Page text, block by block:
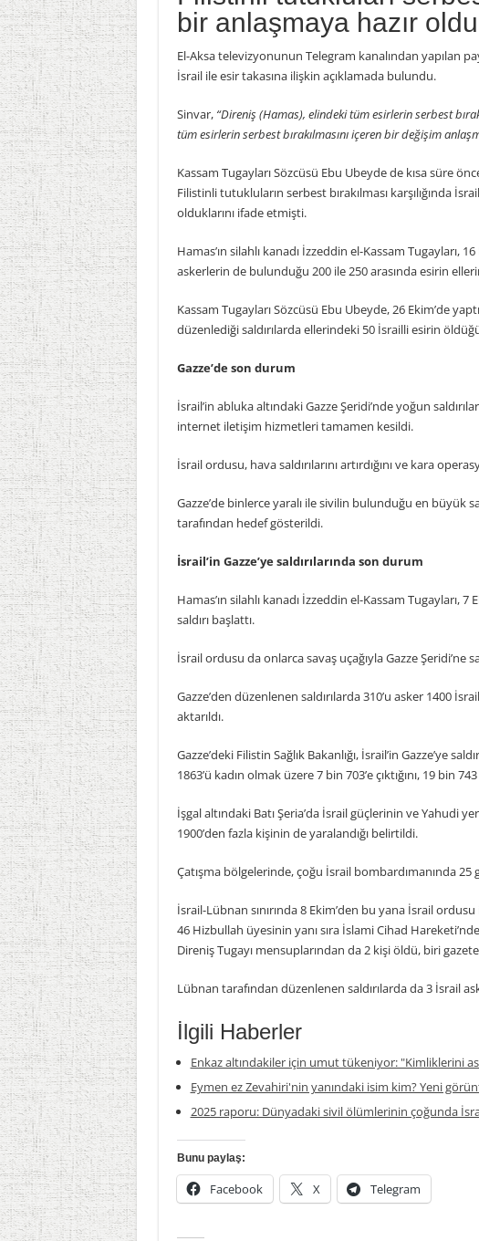
bir anlaşmaya hazır
El-Aksa televizyonunun Telegram kanalından yapılan
İsrail ile esir takasına ilişkin açıklamada bulundu.
Sinvar,“Direniş (Hamas), elindeki tüm esirlerin serbest
tüm esirlerin serbest bırakılmasını içeren bir değişim
Kassam Tugayları Sözcüsü Ebu Ubeyde de kısa süre
Filistinli tutukluların serbest bırakılması karşılığında
olduklarını ifade etmişti.
Hamas’ın silahlı kanadı İzzeddin el-Kassam Tugayları,
askerlerin de bulunduğu 200 ile 250 arasında esirin
Kassam Tugayları Sözcüsü Ebu Ubeyde, 26 Ekim’de
düzenlediği saldırılarda ellerindeki 50 İsrailli esirin
Gazze’de son durum
İsrail’in abluka altındaki Gazze Şeridi’nde yoğun
internet iletişim hizmetleri tamamen kesildi.
İsrail ordusu, hava saldırılarını artırdığını ve kara
Gazze’de binlerce yaralı ile sivilin bulunduğu en büyük
tarafından hedef gösterildi.
İsrail’in Gazze’ye saldırılarında son durum
Hamas’ın silahlı kanadı İzzeddin el-Kassam Tugayları, 7
saldırı başlattı.
İsrail ordusu da onlarca savaş uçağıyla Gazze Şeridi’ne
Gazze’den düzenlenen saldırılarda 310’u asker 1400
aktarıldı.
Gazze’deki Filistin Sağlık Bakanlığı, İsrail’in Gazze’ye
1863’ü kadın olmak üzere 7 bin 703’e çıktığını, 19 bin
İşgal altındaki Batı Şeria’da İsrail güçlerinin ve Yahudi
1900’den fazla kişinin de yaralandığı belirtildi.
Çatışma bölgelerinde, çoğu İsrail bombardımanında 25
İsrail-Lübnan sınırında 8 Ekim’den bu yana İsrail
46 Hizbullah üyesinin yanı sıra İslami Cihad
Direniş Tugayı mensuplarından da 2 kişi öldü, biri
Lübnan tarafından düzenlenen saldırılarda da 3 İsrail
İlgili Haberler
Enkaz altındakiler için umut tükeniyor: "Kimliklerini
Eymen ez Zevahiri'nin yanındaki isim kim? Yeni
2025 raporu: Dünyadaki sivil ölümlerinin çoğunda
Bunu paylaş:
Facebook X Telegram